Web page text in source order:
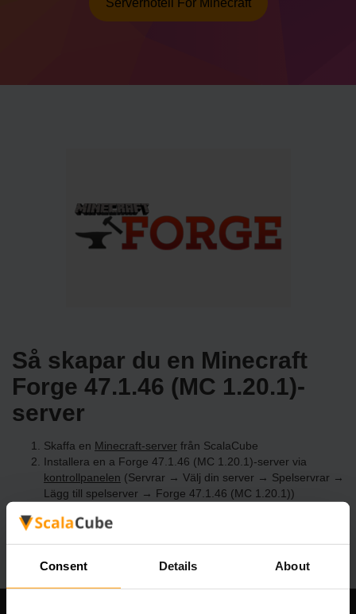
Consent Details About
Serverhotell För Minecraft
Så skapar du en Minecraft
Forge 47.1.46 (MC 1.20.1)-
server
Skaffa en Minecraft-server från ScalaCube
Installera en a Forge 47.1.46 (MC 1.20.1)-server via
kontrollpanelen (Servrar → Välj din server → Spelservrar →
Lägg till spelserver → Forge 47.1.46 (MC 1.20.1))